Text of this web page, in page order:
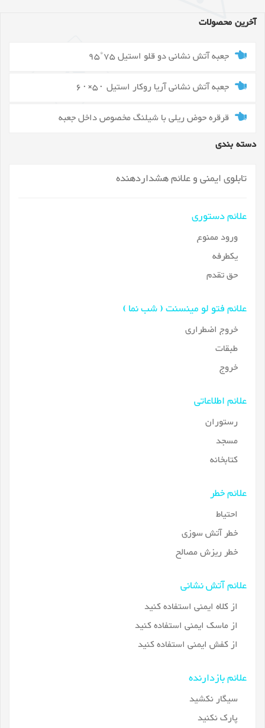
آخرین محصولات
جعبه آتش نشانی دو قلو استیل 75*95
جعبه آتش نشانی آریا روکار استیل ۵۰×۶۰
قرقره حوض ریلی با شیلنگ مخصوص داخل جعبه
دسته بندی
تابلوی ایمنی و علائم هشداردهنده
علائم دستوری
ورود ممنوع
یکطرفه
حق تقدم
علائم فتو لو مینسنت ( شب نما )
خروج اضطراری
طبقات
خروج
علائم اطلاعاتی
رستوران
مسجد
کتابخانه
علائم خطر
احتیاط
خطر آتش سوزی
خطر ریزش مصالح
علائم آتش نشانی
از کلاه ایمنی استفاده کنید
از ماسک ایمنی استفاده کنید
از کفش ایمنی استفاده کنید
علائم بازدارنده
سیگار نکشید
پارک نکنید